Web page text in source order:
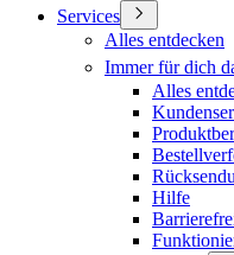
Services
Alles entdecken
Immer für dich
Alles
Hilfe